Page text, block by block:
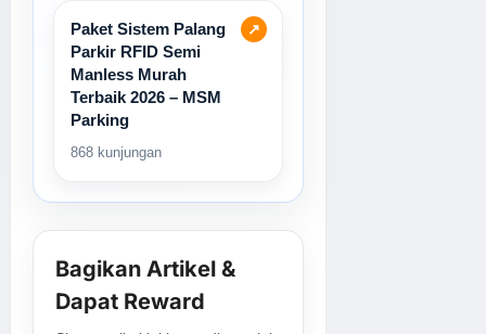
↗
Paket Sistem Palang
Parkir RFID Semi
Manless Murah
Terbaik 2026 – MSM
Parking
868 kunjungan
Bagikan Artikel &
Dapat Reward